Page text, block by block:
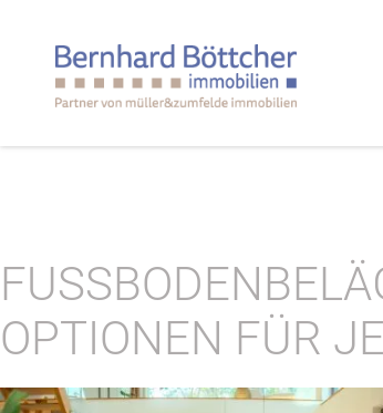
PTIONEN FÜR